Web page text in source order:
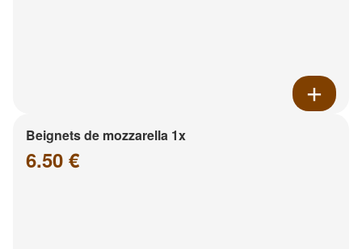
Beignets de mozzarella 1x
6.50 €